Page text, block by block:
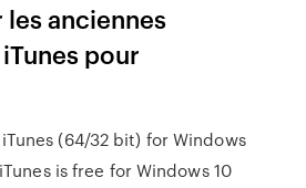
anciennes
pour
(64/32 bit) for Windows
is free for Windows 10